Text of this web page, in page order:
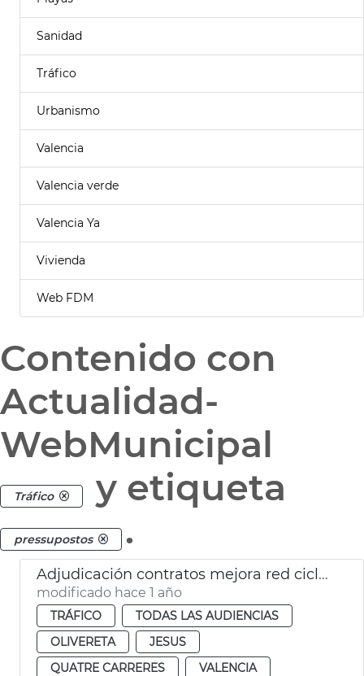
Sanidad
Tráfico
Urbanismo
Valencia
Valencia verde
Valencia Ya
Vivienda
Web FDM
Contenido con
Actualidad-
WebMunicipal
Tráfico y etiqueta
pressupostos .
Adjudicación contratos mejora red ciclista en 4 distritos
modificado hace 1 año
TRÁFICO
TODAS LAS AUDIENCIAS
OLIVERETA
JESUS
QUATRE CARRERES
VALENCIA